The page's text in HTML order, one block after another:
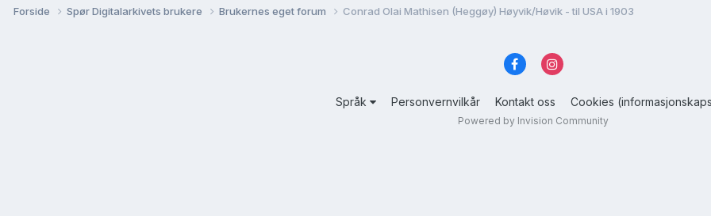
Forside Spør Digitalarkivets brukere Brukernes eget forum Conrad Olai Mathisen (Heggøy) Høyvik/Høvik - til USA i 1903
Språk Personvernvilkår Kontakt oss Cookies
Powered by Invision Community